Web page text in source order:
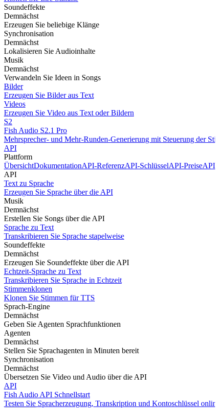
Soundeffekte
Demnächst
Erzeugen Sie beliebige Klänge
Synchronisation
Demnächst
Lokalisieren Sie Audioinhalte
Musik
Demnächst
Verwandeln Sie Ideen in Songs
Bilder
Erzeugen Sie Bilder aus Text
Videos
Erzeugen Sie Video aus Text oder Bildern
S2
Fish Audio S2.1 Pro
Mehrsprecher- und Mehr-Runden-Generierung mit Steuerung der
API
Plattform
ÜbersichtDokumentationAPI-ReferenzAPI-SchlüsselAPI-PreiseAPI
API
Text zu Sprache
Erzeugen Sie Sprache über die API
Musik
Demnächst
Erstellen Sie Songs über die API
Sprache zu Text
Transkribieren Sie Sprache stapelweise
Soundeffekte
Demnächst
Erzeugen Sie Soundeffekte über die API
Echtzeit-Sprache zu Text
Transkribieren Sie Sprache in Echtzeit
Stimmenklonen
Klonen Sie Stimmen für TTS
Sprach-Engine
Demnächst
Geben Sie Agenten Sprachfunktionen
Agenten
Demnächst
Stellen Sie Sprachagenten in Minuten bereit
Synchronisation
Demnächst
Übersetzen Sie Video und Audio über die API
API
Fish Audio API Schnellstart
Testen Sie Spracherzeugung, Transkription und Kontoschlüssel